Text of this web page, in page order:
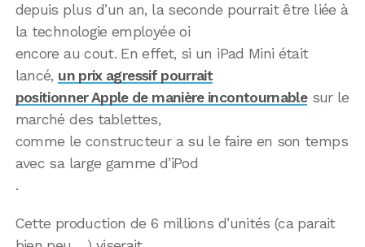
depuis plus d’un an, la seconde pourrait être liée à
la technologie employée oi
encore au cout. En effet, si un iPad Mini était
lancé, un prix agressif pourrait
positionner Apple de manière incontournablesur le
marché des tablettes,
comme le constructeur a su le faire en son temps
avec sa large gamme d’iPod
.
Cette production de 6 millions d’unités (ca parait